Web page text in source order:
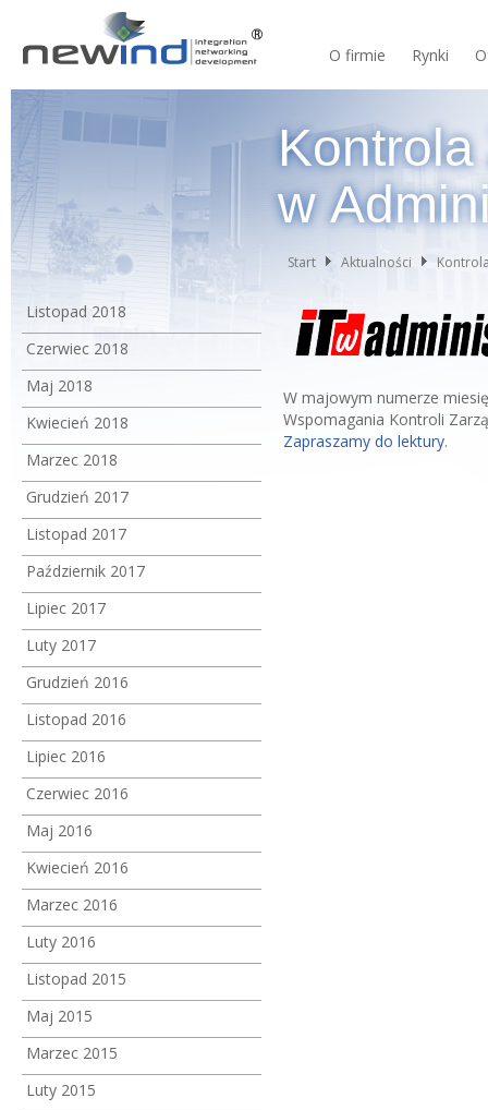
O firmie Rynki
Kontrola
w
Start Aktualności
Listopad 2018
Czerwiec 2018
Maj 2018
Kwiecień 2018
Marzec 2018
Grudzień 2017
Listopad 2017
Październik 2017
Lipiec 2017
Luty 2017
Grudzień 2016
Listopad 2016
Lipiec 2016
Czerwiec 2016
Maj 2016
Kwiecień 2016
Marzec 2016
Luty 2016
Listopad 2015
Maj 2015
Marzec 2015
Luty 2015
W majowym numerze
Wspomagania Kontroli
Zapraszamy do lektury.